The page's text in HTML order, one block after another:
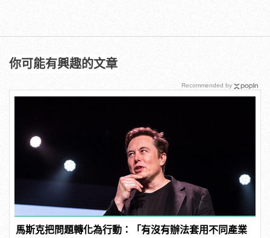
你可能有興趣的文章
馬斯克把問題轉化為行動：「有沒有辦法套用不同產業
Recommended by